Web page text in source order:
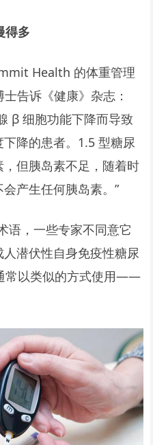
得多
Health 的体重管理
告诉《健康》杂志：
β 细胞功能下降而导致
降的患者。1.5 型糖尿
但胰岛素不足，随着时
产生任何胰岛素。”
语，一些专家不同意它
潜伏性自身免疫性糖尿
常以类似的方式使用——